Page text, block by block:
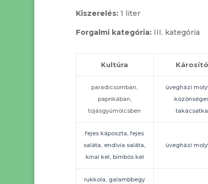
Kiszerelés:1 liter
Forgalmi kategória:III. kategória
Kultúra Károsító
paradicsomban,
paprikában,
tojásgyümölcsben
üvegházi
takácsatka
fejes káposzta, fejes
saláta, endívia saláta,
kínai kel, bimbós kel
üvegházi
rukkola, galambbegy